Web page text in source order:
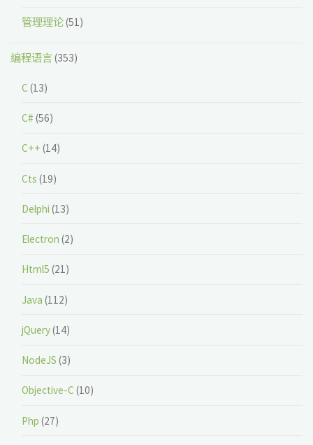
管理理论(51)
编程语言(353)
C (13)
C# (56)
C++ (14)
Cts (19)
Delphi (13)
Electron (2)
Html5 (21)
Java (112)
jQuery(14)
NodeJS (3)
Objective-C (10)
Php (27)